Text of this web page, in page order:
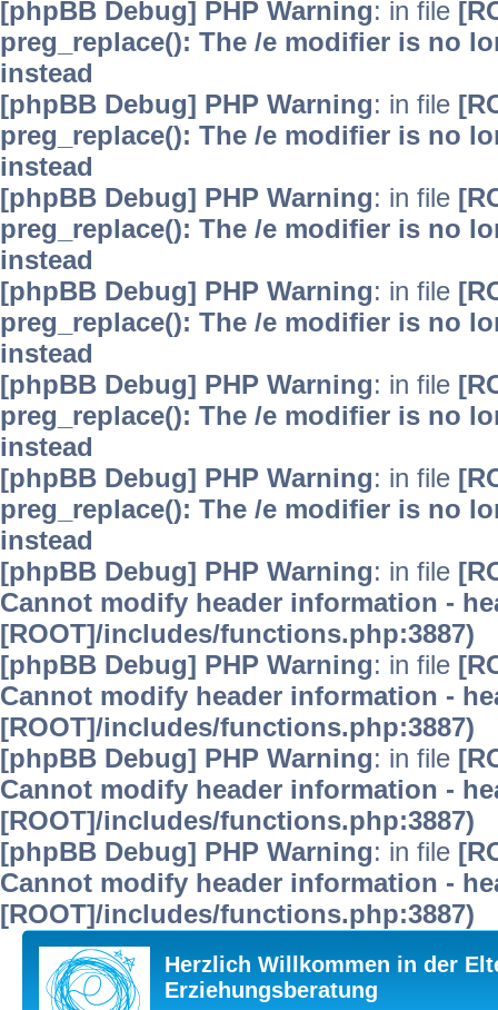
[phpBB Debug] PHP Warning: in file
preg_replace(): The /e modifier is no
instead
[phpBB Debug] PHP Warning: in file
preg_replace(): The /e modifier is no
instead
[phpBB Debug] PHP Warning: in file
preg_replace(): The /e modifier is no
instead
[phpBB Debug] PHP Warning: in file
preg_replace(): The /e modifier is no
instead
[phpBB Debug] PHP Warning: in file
preg_replace(): The /e modifier is no
instead
[phpBB Debug] PHP Warning: in file
preg_replace(): The /e modifier is no
instead
[phpBB Debug] PHP Warning: in file
Cannot modify header information -
[ROOT]/includes/functions.php:3887)
[phpBB Debug] PHP Warning: in file
Cannot modify header information -
[ROOT]/includes/functions.php:3887)
[phpBB Debug] PHP Warning: in file
Cannot modify header information -
[ROOT]/includes/functions.php:3887)
[phpBB Debug] PHP Warning: in file
Cannot modify header information -
[ROOT]/includes/functions.php:3887)
Herzlich Willkommen in der
Erziehungsberatung